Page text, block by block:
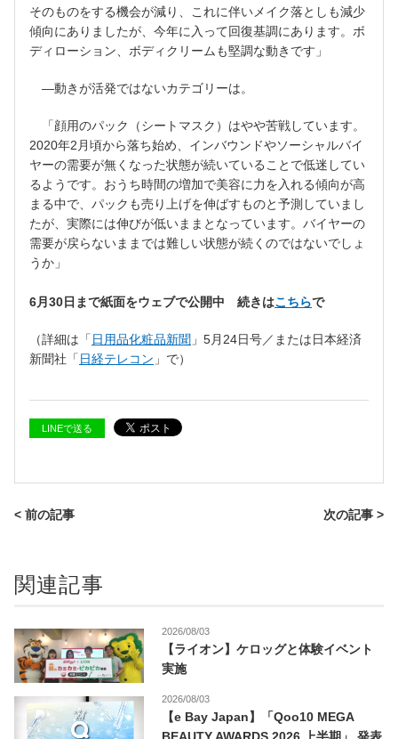
そのものをする機会が減り、これに伴いメイク落としも減少
傾向にありましたが、今年に入って回復基調にあります。ボ
ディローション、ボディクリームも堅調な動きです」
―動きが活発ではないカテゴリーは。
「顔用のパック（シートマスク）はやや苦戦しています。
2020年2月頃から落ち始め、インバウンドやソーシャルバイ
ヤーの需要が無くなった状態が続いていることで低迷してい
るようです。おうち時間の増加で美容に力を入れる傾向が高
まる中で、パックも売り上げを伸ばすものと予測していまし
たが、実際には伸びが低いままとなっています。バイヤーの
需要が戻らないままでは難しい状態が続くのではないでしょ
うか」
6月30日まで紙面をウェブで公開中 続きはこちらで
（詳細は「 日用品化粧品新聞 」5月24日号／または日本経済
新聞社「 日経テレコン 」で）
LINEで送る
< 前の記事 次の記事 >
関連記事
2026/08/03
【ライオン】ケロッグと体験イベント
実施
2026/08/03
【e Bay Japan】「Qoo10 MEGA